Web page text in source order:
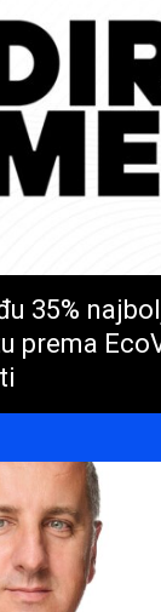
35%
prema